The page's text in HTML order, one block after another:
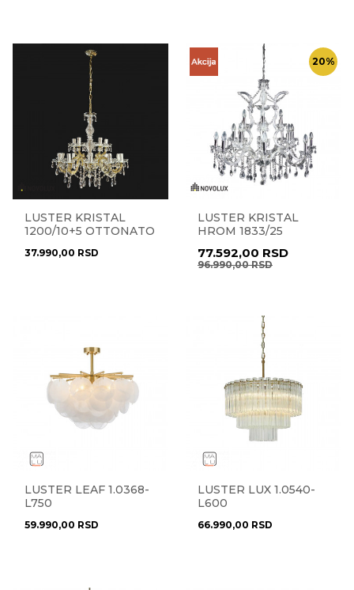
LUSTER KRISTAL
1200/10+5 OTTONATO
37.990,00 RSD
20%
LUSTER KRISTAL
HROM 1833/25
77.592,00 RSD
96.990,00RSD
LUSTER LEAF 1.0368-
L750
59.990,00 RSD
LUSTER LUX 1.0540-
L600
66.990,00 RSD